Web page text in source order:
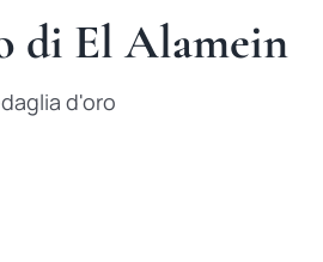
di El Alamein
d'oro